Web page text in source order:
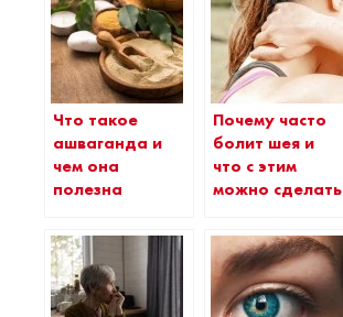
Что такое
ашваганда и
чем она
полезна
Почему часто
болит шея и
что с этим
можно сделать